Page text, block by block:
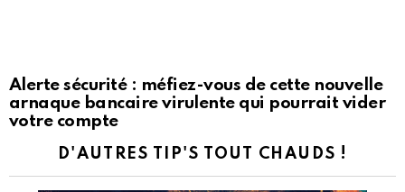
Alerte sécurité : méfiez-vous de cette nouvelle
arnaque bancaire virulente qui pourrait vider
votre compte
D'AUTRES TIP'S TOUT CHAUDS !